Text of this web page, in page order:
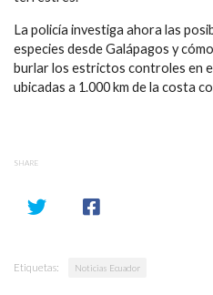
La policía investiga ahora las
especies desde Galápagos y
burlar los estrictos controles en
ubicadas a 1.000 km de la costa
SHARE
Etiquetas: Noticias Ecuador